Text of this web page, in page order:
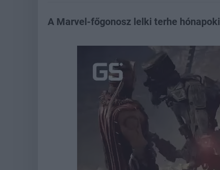
A Marvel-főgonosz lelki terhe